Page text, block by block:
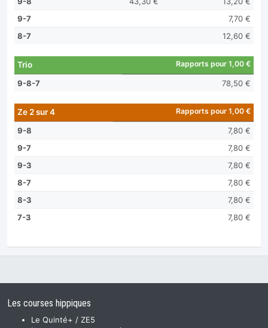
9-7
7,70 €
8-7
12,60 €
Trio Rapports pour 1,00 €
9-8-7 78,50 €
Ze 2 sur 4 Rapports pour 1,00 €
9-8
7,80 €
9-7
7,80 €
9-3
7,80 €
8-7
7,80 €
8-3
7,80 €
7-3
7,80 €
Les courses hippiques
Le Quinté+ / ZE5